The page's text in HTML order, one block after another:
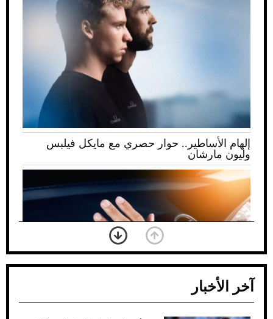
إلهام الأساطير.. حوار حصري مع مايكل فيلبس
وليون مارشان
آخر الأخبار